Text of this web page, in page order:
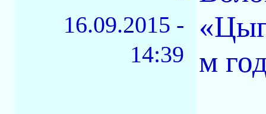
16.09.2015 -
14:39 м